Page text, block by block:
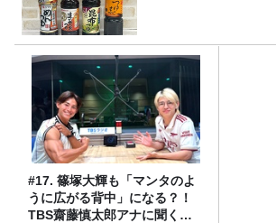
#17. 篠塚大輝も「マンタのよ
うに広がる背中」になる？！
TBS齋藤慎太郎アナに聞くメ